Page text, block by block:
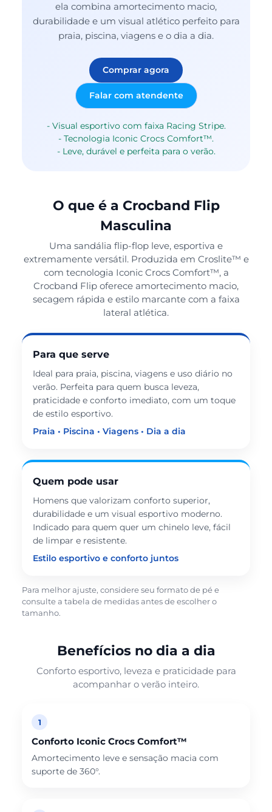
ela combina amortecimento macio,
durabilidade e um visual atlético perfeito para
praia, piscina, viagens e o dia a dia.
Comprar agora
Falar com atendente
- Visual esportivo com faixa Racing Stripe.
- Tecnologia Iconic Crocs Comfort™.
- Leve, durável e perfeita para o verão.
O que é a Crocband Flip
Masculina
Uma sandália flip-flop leve, esportiva e
extremamente versátil. Produzida em Croslite™ e
com tecnologia Iconic Crocs Comfort™, a
Crocband Flip oferece amortecimento macio,
secagem rápida e estilo marcante com a faixa
lateral atlética.
Para que serve
Ideal para praia, piscina, viagens e uso diário no
verão. Perfeita para quem busca leveza,
praticidade e conforto imediato, com um toque
de estilo esportivo.
Praia • Piscina • Viagens • Dia a dia
Quem pode usar
Homens que valorizam conforto superior,
durabilidade e um visual esportivo moderno.
Indicado para quem quer um chinelo leve, fácil
de limpar e resistente.
Estilo esportivo e conforto juntos
Para melhor ajuste, considere seu formato de pé e
consulte a tabela de medidas antes de escolher o
tamanho.
Benefícios no dia a dia
Conforto esportivo, leveza e praticidade para
acompanhar o verão inteiro.
1
Conforto Iconic Crocs Comfort™
Amortecimento leve e sensação macia com
suporte de 360°.